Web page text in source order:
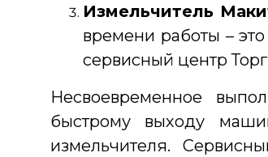
Измельчитель
времени работы –
сервисный центр
Несвоевременное
быстрому выходу
измельчителя.